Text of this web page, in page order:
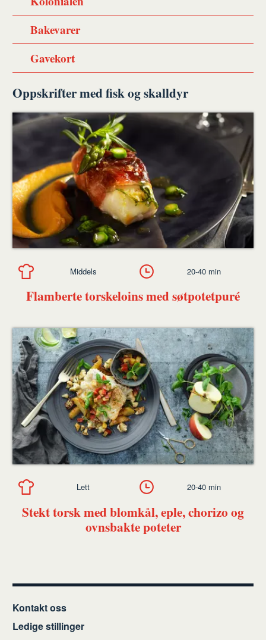
Bakevarer
Gavekort
Oppskrifter med fisk og skalldyr
Flamberte torskeloins med søtpotetpuré
Middels 20-40 min
Stekt torsk med blomkål, eple, chorizo og
ovnsbakte poteter
Lett 20-40 min
Kontakt oss
Ledige stillinger